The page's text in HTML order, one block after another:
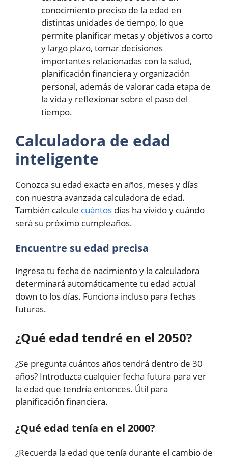
conocimiento preciso de la edad en
distintas unidades de tiempo, lo que
permite planificar metas y objetivos a corto
y largo plazo, tomar decisiones
importantes relacionadas con la salud,
planificación financiera y organización
personal, además de valorar cada etapa de
la vida y reflexionar sobre el paso del
tiempo.
Calculadora de edad
inteligente
Conozca su edad exacta en años, meses y días
con nuestra avanzada calculadora de edad.
También calcule cuántos días ha vivido y cuándo
será su próximo cumpleaños.
Encuentre su edad precisa
Ingresa tu fecha de nacimiento y la calculadora
determinará automáticamente tu edad actual
down to los días. Funciona incluso para fechas
futuras.
¿Qué edad tendré en el 2050?
¿Se pregunta cuántos años tendrá dentro de 30
años? Introduzca cualquier fecha futura para ver
la edad que tendría entonces. Útil para
planificación financiera.
¿Qué edad tenía en el 2000?
¿Recuerda la edad que tenía durante el cambio de